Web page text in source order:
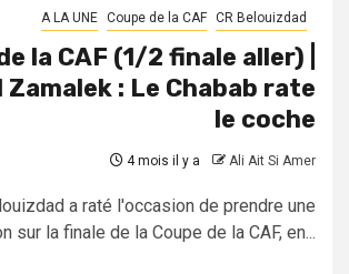
A LA UNE Coupe de la CAF CR Belouizdad
la CAF (1/2 finale aller) |
Zamalek : Le Chabab rate
le coche
4 mois il y a Ali Ait Si Amer
a raté l'occasion de prendre une
sur la finale de la Coupe de la CAF, en...